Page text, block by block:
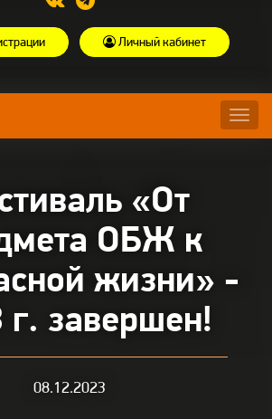
Личный кабинет
«От
ОБЖ к
жизни» -
г. завершен!
08.12.2023